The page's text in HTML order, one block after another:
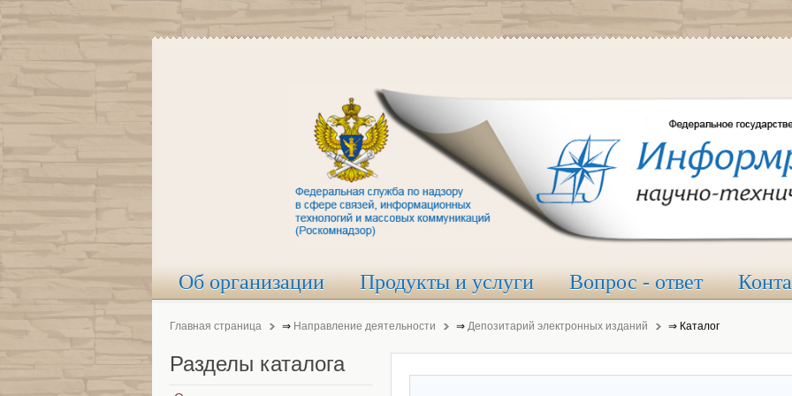
Об организации Продукты и услуги Вопрос - ответ
Главная страница ⇒ Направление деятельности ⇒ Депозитарий электронных изданий ⇒ Каталог
Разделы каталога